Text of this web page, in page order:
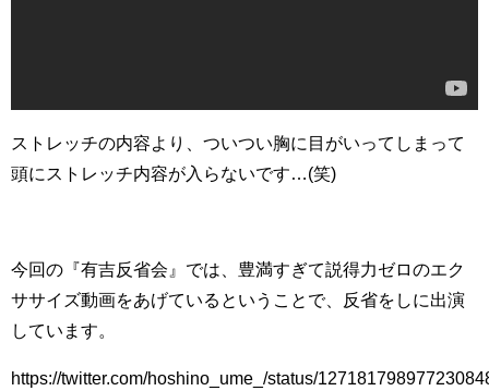
ストレッチの内容より、ついつい胸に目がいってしまって
頭にストレッチ内容が入らないです…(笑)
今回の『有吉反省会』では、豊満すぎて説得力ゼロのエク
ササイズ動画をあげているということで、反省をしに出演
しています。
https://twitter.com/hoshino_ume_/status/